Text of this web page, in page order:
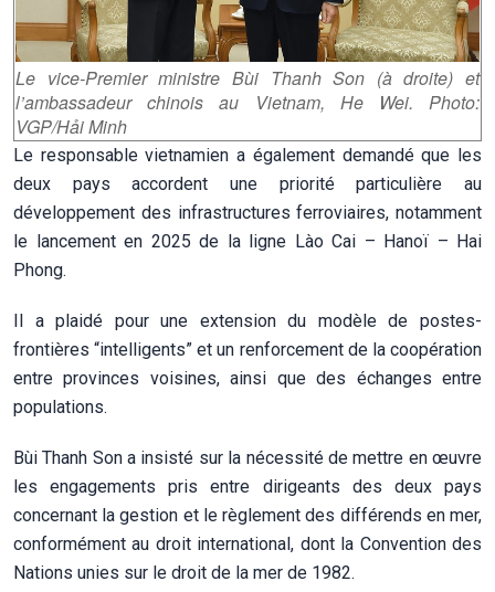
Le vice-Premier ministre Bùi Thanh Son (à droite) et
l’ambassadeur chinois au Vietnam, He Wei. Photo:
VGP/Hải Minh
Le responsable vietnamien a également demandé que les
deux pays accordent une priorité particulière au
développement des infrastructures ferroviaires, notamment
le lancement en 2025 de la ligne Lào Cai – Hanoï – Hai
Phong.
Il a plaidé pour une extension du modèle de postes-
frontières “intelligents” et un renforcement de la coopération
entre provinces voisines, ainsi que des échanges entre
populations.
Bùi Thanh Son a insisté sur la nécessité de mettre en œuvre
les engagements pris entre dirigeants des deux pays
concernant la gestion et le règlement des différends en mer,
conformément au droit international, dont la Convention des
Nations unies sur le droit de la mer de 1982.